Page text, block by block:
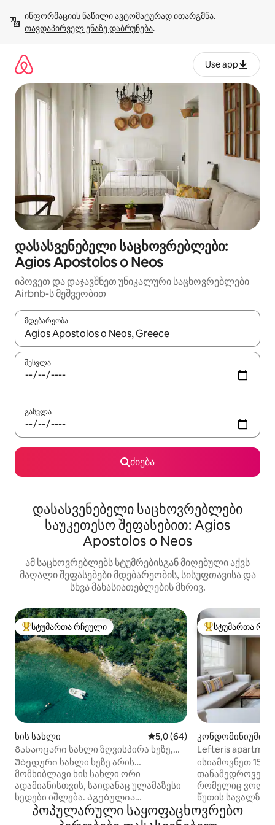
გადასვლა
თავდაპირველ ენაზე დაბრუნება.
Use app
დასასვენებელი საცხოვრებლები:
Agios Apostolos o Neos
იპოვეთ და დაჯავშნეთ უნიკალური საცხოვრებლები
Airbnb-ს მეშვეობით
მდებარეობა
როცა შედეგები ხელმისაწვდომი გახდება, ნავიგაციისთვის
შესვლა
გასვლა
ძიება
დასასვენებელი საცხოვრებლები
საუკეთესო შეფასებით: Agios
Apostolos o Neos
ამ საცხოვრებლებს სტუმრებისგან მიღებული აქვს
მაღალი შეფასებები მდებარეობის, სისუფთავისა და
სხვა მახასიათებლების მხრივ.
სტუმართა რჩეული მოწინავე ვარიანტი
სტუმართა რჩეული
ხის სახლი საშუალო შეფასებაა 5‑დან
5,0 (64)
Გასაოცარი სახლი ზღვისპირა ხეზე,
საიდანაც თვალწარმტაცი ხედები
იშლება
Უბედური სახლი ხეზე არის…
მომხიბლავი ხის სახლი ორი
ადამიანისთვის, საიდანაც ულამაზესი
ხედები იშლება. Აგებულია
ზეთისხილის უძველეს ხეებს შორის,
რომელიც ზღვას გადაჰყურებს. Თქვენ
სტუმართა
სტუმართა
კონდომინიუმი
i)
Lefteris
ისიამოვნეთ 155
თანამედროვე
რომელიც
წუთის სავალზეა
მეტრში,
აგრია-ვოლოში..
პოპულარული საყოფაცხოვრებო